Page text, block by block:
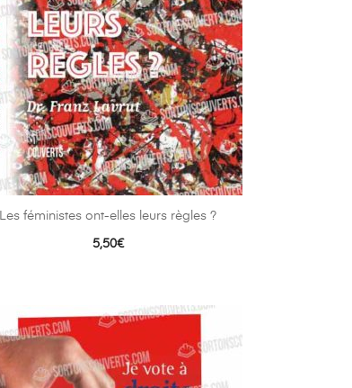
Les féministes ont-elles leurs règles ?
5,50€